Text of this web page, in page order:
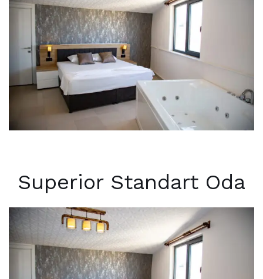
Superior Standart Oda